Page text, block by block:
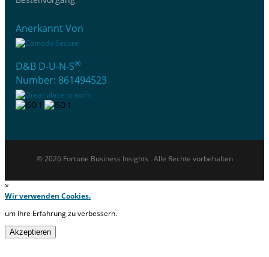
Anerkannt Von
D&B D-U-N-S®
Number: 861494523
© 2026 Fortune Business Insights . Alle Rechte vorbehalten
×
Wir verwenden Cookies.
um Ihre Erfahrung zu verbessern.
Akzeptieren